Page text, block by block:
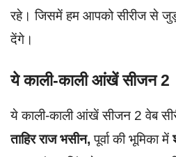
रहे। जिसमें हम आपको सीरीज से
देंगे।
ये काली-काली आंखें सीजन 2
ये काली-काली आंखें सीजन 2 वेब
ताहिर राज भसीन, पूर्वा की भूमिका में